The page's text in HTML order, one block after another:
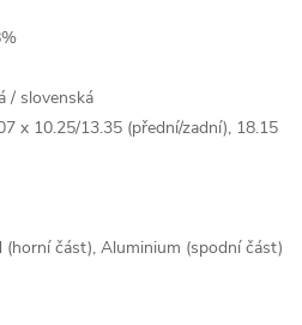
/ slovenská
x 10.25/13.35 (přední/zadní), 18.15
(horní část), Aluminium (spodní část)